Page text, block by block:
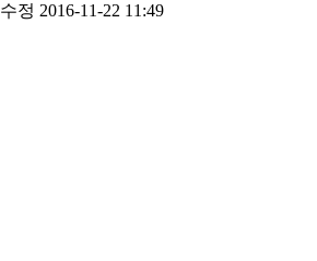
수정 2016-11-22 11:49